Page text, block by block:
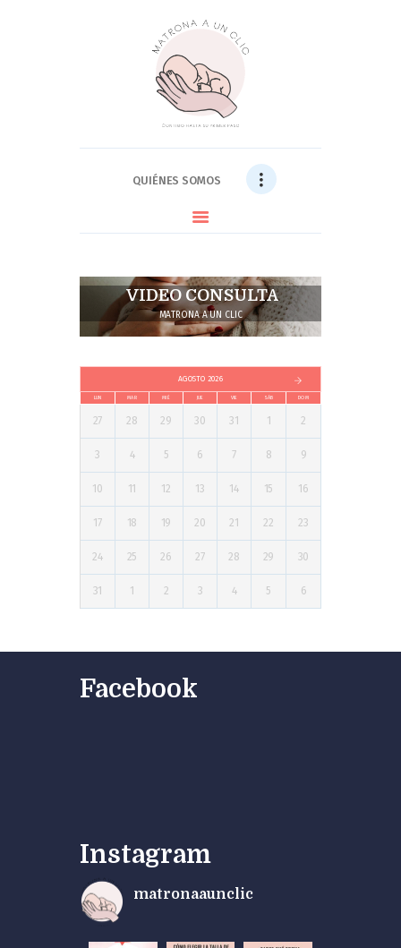
QUIÉNES SOMOS
QUIÉNES SOMOS
VIDEO CONSULTA
MATRONA A UN CLIC
AGOSTO 2026
LUN MAR MIÉ JUE VIE SÁB DOM
27 28 29 30 31 1 2
3 4 5 6 7 8 9
10 11 12 13 14 15 16
17 18 19 20 21 22 23
24 25 26 27 28 29 30
31 1 2 3 4 5 6
Facebook
Instagram
matronaaunclic